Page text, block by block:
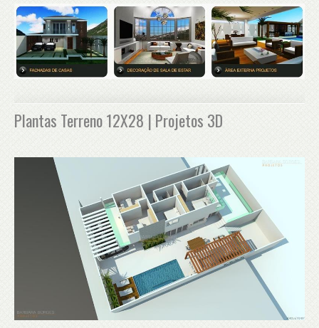
Plantas Terreno 12X28 | Projetos 3D